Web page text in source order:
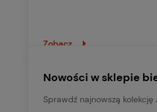
Zobacz
Nowości w sklepie
Sprawdź najnowszą kolekcję